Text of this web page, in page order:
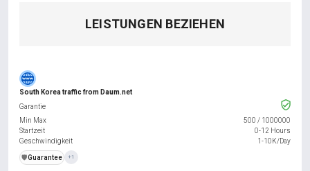
LEISTUNGEN BEZIEHEN
South Korea traffic from Daum.net
Garantie
Min Max
500 / 1000000
Startzeit
0-12 Hours
Geschwindigkeit
1-10K/Day
️🛡️Guarantee +1